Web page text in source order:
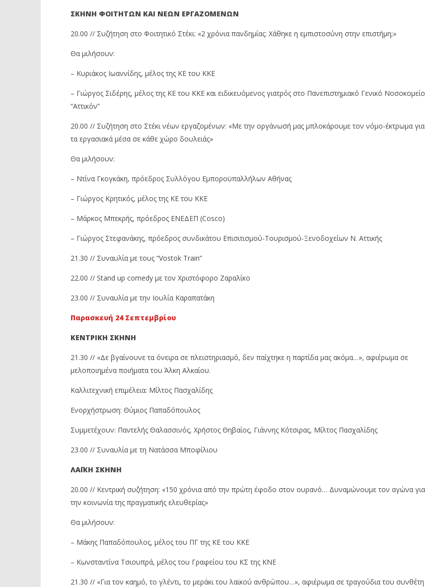
ΣΚΗΝΗ ΦΟΙΤΗΤΩΝ ΚΑΙ ΝΕΩΝ ΕΡΓΑΖΟΜΕΝΩΝ
20.00 // Συζήτηση στο Φοιτητικό Στέκι: «2 χρόνια πανδημίας: Χάθηκε η εμπιστοσύνη στην επιστήμη;»
Θα μιλήσουν:
– Κυριάκος Ιωαννίδης, μέλος της ΚΕ του ΚΚΕ
– Γιώργος Σιδέρης, μέλος της ΚΕ του ΚΚΕ και ειδικευόμενος γιατρός στο Πανεπιστημιακό Γενικό Νοσοκομείο
“Αττικόν”
20.00 // Συζήτηση στο Στέκι νέων εργαζομένων: «Με την οργάνωσή μας μπλοκάρουμε τον νόμο-έκτρωμα για
τα εργασιακά μέσα σε κάθε χώρο δουλειάς»
Θα μιλήσουν:
– Ντίνα Γκογκάκη, πρόεδρος Συλλόγου Εμποροϋπαλλήλων Αθήνας
– Γιώργος Κρητικός, μέλος της ΚΕ του ΚΚΕ
– Μάρκος Μπεκρής, πρόεδρος ΕΝΕΔΕΠ (Cosco)
– Γιώργος Στεφανάκης, πρόεδρος συνδικάτου Επισιτισμού-Τουρισμού-Ξενοδοχείων Ν. Αττικής
21.30 // Συναυλία με τους “Vostok Train”
22.00 // Stand up comedy με τον Χριστόφορο Ζαραλίκο
23.00 // Συναυλία με την Ιουλία Καραπατάκη
Παρασκευή 24 Σεπτεμβρίου
ΚΕΝΤΡΙΚΗ ΣΚΗΝΗ
21.30 // «Δε βγαίνουνε τα όνειρα σε πλειστηριασμό, δεν παίχτηκε η παρτίδα μας ακόμα…», αφιέρωμα σε
μελοποιημένα ποιήματα του Άλκη Αλκαίου.
Καλλιτεχνική επιμέλεια: Μίλτος Πασχαλίδης
Ενορχήστρωση: Θύμιος Παπαδόπουλος
Συμμετέχουν: Παντελής Θαλασσινός, Χρήστος Θηβαίος, Γιάννης Κότσιρας, Μίλτος Πασχαλίδης
23.00 // Συναυλία με τη Νατάσσα Μποφίλιου
ΛΑΪΚΗ ΣΚΗΝΗ
20.00 // Κεντρική συζήτηση: «150 χρόνια από την πρώτη έφοδο στον ουρανό… Δυναμώνουμε τον αγώνα για
την κοινωνία της πραγματικής ελευθερίας»
Θα μιλήσουν:
– Μάκης Παπαδόπουλος, μέλος του ΠΓ της ΚΕ του ΚΚΕ
– Κωνσταντίνα Τσιουπρά, μέλος του Γραφείου του ΚΣ της ΚΝΕ
21.30 // «Για τον καημό, το γλέντι, το μεράκι του λαϊκού ανθρώπου…», αφιέρωμα σε τραγούδια του συνθέτη